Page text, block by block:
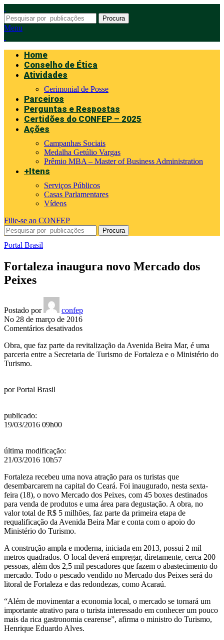
Procura
Menu
Home
Conselho de Ética
Atividades
Cerimonial de Posse
Parceiros
Perguntas e Respostas
Certidões do CONFEP – 2025
Ações
Campanhas Sociais
Medalha Getúlio Vargas
Prêmio MBA – Master of Business Administration
+Itens
Serviços Públicos
Casas Parlamentares
Vídeos
Filie-se ao CONFEP
Procura
Portal Brasil
Fortaleza inaugura novo Mercado dos
Peixes
Postado por
confep
No 28 de março de 2016
Comentários desativadosem
inaugura
novo
Obra, que faz parte da revitalização da Avenida Beira Mar, é uma
parceria entre a Secretaria de Turismo de Fortaleza e o Ministério do
Turismo.
porPortal Brasil
publicado:
19/03/2016 09h00
última modificação:
21/03/2016 10h57
Fortaleza recebeu uma nova atração para os turistas que
desembarcarem na capital do Ceará. Foi inaugurado, nesta sexta-
feira (18), o novo Mercado dos Peixes, com 45 boxes destinados
para venda de produtos e uma área para degustação. A obra, no
valor total de R$ 5 milhões, faz parte da primeira etapa de
requalificação da Avenida Beira Mar e conta com o apoio do
Ministério do Turismo.
A construção ampla e moderna, iniciada em 2013, possui 2 mil
metros quadrados. O local deverá empregar, diretamente, cerca 200
pessoas, além dos 2,5 mil pescadores que fazem o abastecimento do
mercado. Todo o pescado vendido no Mercado dos Peixes será do
litoral de Fortaleza e das redondezas, como Acaraú.
“Além de movimentar a economia local, o mercado se tornará um
importante atrativo para o turista interessado em conhecer um pouco
mais da rica gastronomia cearense”, afirma o ministro do Turismo,
Henrique Eduardo Alves.